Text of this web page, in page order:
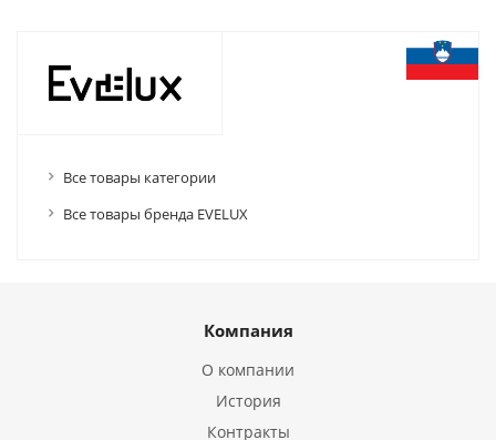
Все товары категории
Все товары бренда EVELUX
Компания
О компании
История
Контракты